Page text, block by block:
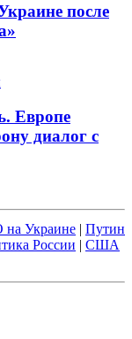
после
Европе
диалог с
Украине | Путин
России | США